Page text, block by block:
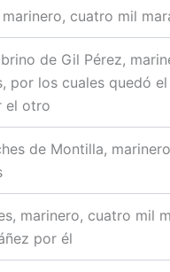
marinero, cuatro mil
de Gil Pérez,
por los cuales quedó
el otro
de Montilla,
marinero, cuatro mil
por él